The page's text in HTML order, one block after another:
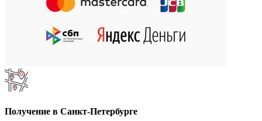
Получение в Санкт-Петербурге